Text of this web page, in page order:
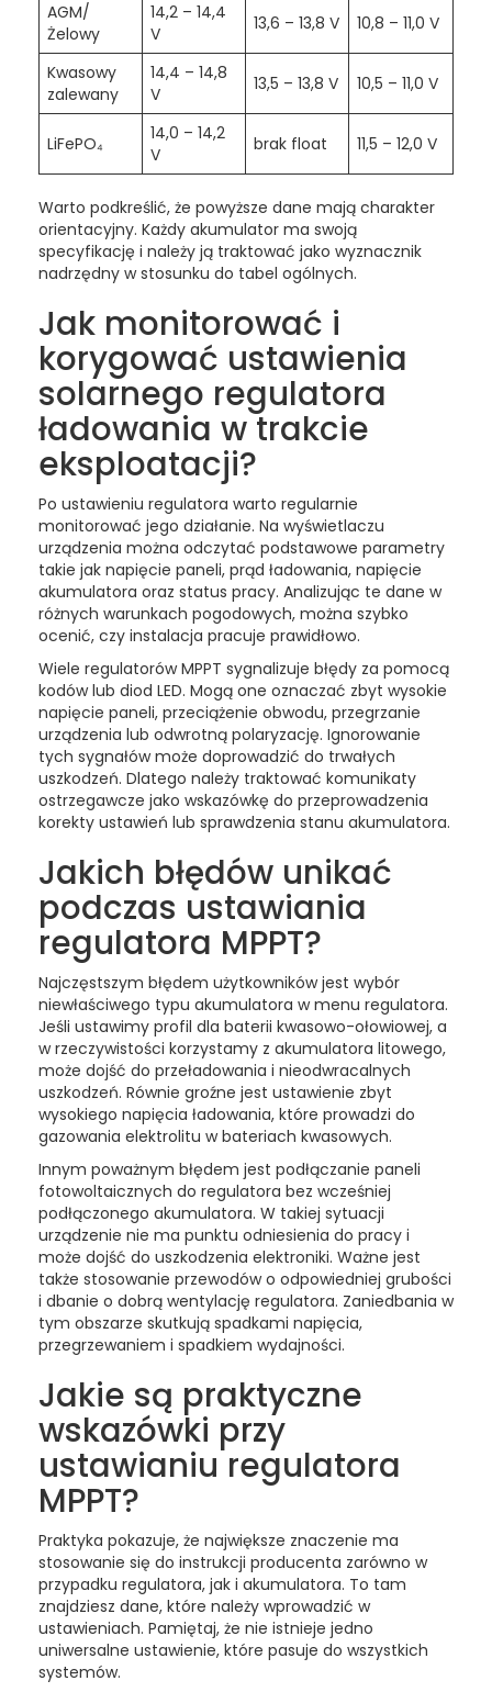
AGM/
Żelowy
14,2 – 14,4
V
13,6 – 13,8 V 10,8 – 11,0 V
Kwasowy
zalewany
14,4 – 14,8
V
13,5 – 13,8 V 10,5 – 11,0 V
LiFePO₄
14,0 – 14,2
V
brak float 11,5 – 12,0 V
Warto podkreślić, że powyższe dane mają charakter
orientacyjny. Każdy akumulator ma swoją
specyfikację i należy ją traktować jako wyznacznik
nadrzędny w stosunku do tabel ogólnych.
Jak monitorować i
korygować ustawienia
solarnego regulatora
ładowania w trakcie
eksploatacji?
Po ustawieniu regulatora warto regularnie
monitorować jego działanie. Na wyświetlaczu
urządzenia można odczytać podstawowe parametry
takie jak napięcie paneli, prąd ładowania, napięcie
akumulatora oraz status pracy. Analizując te dane w
różnych warunkach pogodowych, można szybko
ocenić, czy instalacja pracuje prawidłowo.
Wiele regulatorów MPPT sygnalizuje błędy za pomocą
kodów lub diod LED. Mogą one oznaczać zbyt wysokie
napięcie paneli, przeciążenie obwodu, przegrzanie
urządzenia lub odwrotną polaryzację. Ignorowanie
tych sygnałów może doprowadzić do trwałych
uszkodzeń. Dlatego należy traktować komunikaty
ostrzegawcze jako wskazówkę do przeprowadzenia
korekty ustawień lub sprawdzenia stanu akumulatora.
Jakich błędów unikać
podczas ustawiania
regulatora MPPT?
Najczęstszym błędem użytkowników jest wybór
niewłaściwego typu akumulatora w menu regulatora.
Jeśli ustawimy profil dla baterii kwasowo-ołowiowej, a
w rzeczywistości korzystamy z akumulatora litowego,
może dojść do przeładowania i nieodwracalnych
uszkodzeń. Równie groźne jest ustawienie zbyt
wysokiego napięcia ładowania, które prowadzi do
gazowania elektrolitu w bateriach kwasowych.
Innym poważnym błędem jest podłączanie paneli
fotowoltaicznych do regulatora bez wcześniej
podłączonego akumulatora. W takiej sytuacji
urządzenie nie ma punktu odniesienia do pracy i
może dojść do uszkodzenia elektroniki. Ważne jest
także stosowanie przewodów o odpowiedniej grubości
i dbanie o dobrą wentylację regulatora. Zaniedbania w
tym obszarze skutkują spadkami napięcia,
przegrzewaniem i spadkiem wydajności.
Jakie są praktyczne
wskazówki przy
ustawianiu regulatora
MPPT?
Praktyka pokazuje, że największe znaczenie ma
stosowanie się do instrukcji producenta zarówno w
przypadku regulatora, jak i akumulatora. To tam
znajdziesz dane, które należy wprowadzić w
ustawieniach. Pamiętaj, że nie istnieje jedno
uniwersalne ustawienie, które pasuje do wszystkich
systemów.